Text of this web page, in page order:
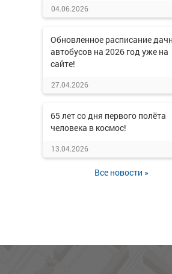
04.06.2026
Обновленное расписание
автобусов на 2026 год уже на
сайте!
27.04.2026
65 лет со дня первого полёта
человека в космос!
13.04.2026
Все новости »